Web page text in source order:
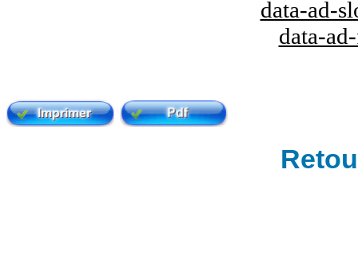
data-ad-
data-